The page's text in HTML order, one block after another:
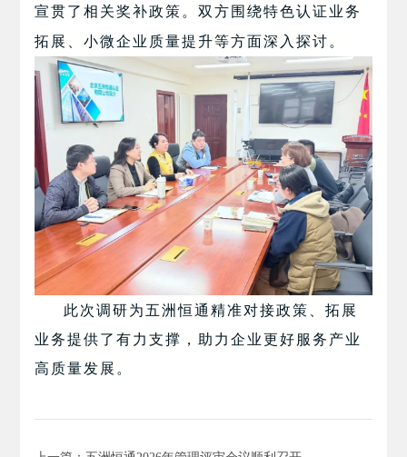
宣贯了相关奖补政策。双方围绕特色认证业务
拓展、小微企业质量提升等方面深入探讨。
此次调研为五洲恒通精准对接政策、拓展
业务提供了有力支撑，助力企业更好服务产业
高质量发展。